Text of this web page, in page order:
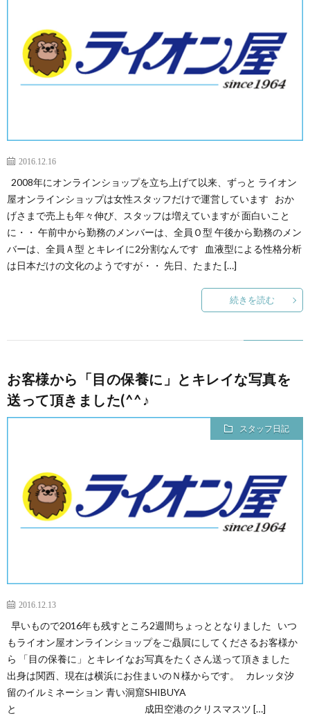
2016.12.16
2008年にオンラインショップを立ち上げて以来、ずっと ライオン
屋オンラインショップは女性スタッフだけで運営しています おか
げさまで売上も年々伸び、スタッフは増えていますが 面白いこと
に・・ 午前中から勤務のメンバーは、全員Ｏ型 午後から勤務のメン
バーは、全員Ａ型 とキレイに2分割なんです 血液型による性格分析
は日本だけの文化のようですが・・ 先日、たまた […]
続きを読む
お客様から「目の保養に」とキレイな写真を
送って頂きました(^^♪
スタッフ日記
2016.12.13
早いもので2016年も残すところ2週間ちょっととなりました いつ
もライオン屋オンラインショップをご贔屓にしてくださるお客様か
ら 「目の保養に」とキレイなお写真をたくさん送って頂きました
出身は関西、現在は横浜にお住まいのＮ様からです。 カレッタ汐
留のイルミネーション 青い洞窟SHIBUYA
と 成田空港のクリスマスツ […]